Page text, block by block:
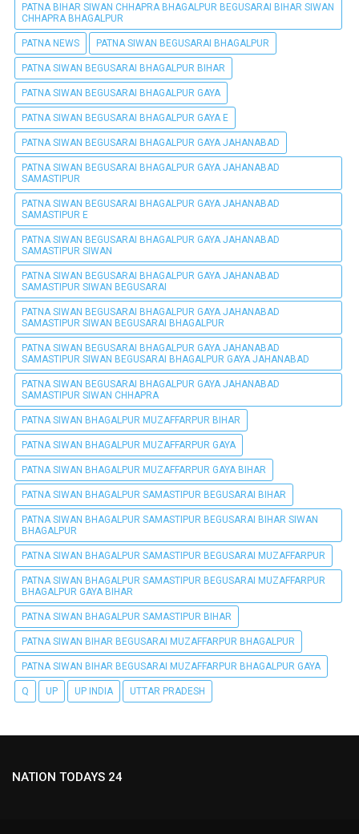
PATNA BIHAR SIWAN CHHAPRA BHAGALPUR BEGUSARAI BIHAR SIWAN
CHHAPRA BHAGALPUR
PATNA NEWS PATNA SIWAN BEGUSARAI BHAGALPUR
PATNA SIWAN BEGUSARAI BHAGALPUR BIHAR
PATNA SIWAN BEGUSARAI BHAGALPUR GAYA
PATNA SIWAN BEGUSARAI BHAGALPUR GAYA E
PATNA SIWAN BEGUSARAI BHAGALPUR GAYA JAHANABAD
PATNA SIWAN BEGUSARAI BHAGALPUR GAYA JAHANABAD
SAMASTIPUR
PATNA SIWAN BEGUSARAI BHAGALPUR GAYA JAHANABAD
SAMASTIPUR E
PATNA SIWAN BEGUSARAI BHAGALPUR GAYA JAHANABAD
SAMASTIPUR SIWAN
PATNA SIWAN BEGUSARAI BHAGALPUR GAYA JAHANABAD
SAMASTIPUR SIWAN BEGUSARAI
PATNA SIWAN BEGUSARAI BHAGALPUR GAYA JAHANABAD
SAMASTIPUR SIWAN BEGUSARAI BHAGALPUR
PATNA SIWAN BEGUSARAI BHAGALPUR GAYA JAHANABAD
SAMASTIPUR SIWAN BEGUSARAI BHAGALPUR GAYA JAHANABAD
PATNA SIWAN BEGUSARAI BHAGALPUR GAYA JAHANABAD
SAMASTIPUR SIWAN CHHAPRA
PATNA SIWAN BHAGALPUR MUZAFFARPUR BIHAR
PATNA SIWAN BHAGALPUR MUZAFFARPUR GAYA
PATNA SIWAN BHAGALPUR MUZAFFARPUR GAYA BIHAR
PATNA SIWAN BHAGALPUR SAMASTIPUR BEGUSARAI BIHAR
PATNA SIWAN BHAGALPUR SAMASTIPUR BEGUSARAI BIHAR SIWAN
BHAGALPUR
PATNA SIWAN BHAGALPUR SAMASTIPUR BEGUSARAI MUZAFFARPUR
PATNA SIWAN BHAGALPUR SAMASTIPUR BEGUSARAI MUZAFFARPUR
BHAGALPUR GAYA BIHAR
PATNA SIWAN BHAGALPUR SAMASTIPUR BIHAR
PATNA SIWAN BIHAR BEGUSARAI MUZAFFARPUR BHAGALPUR
PATNA SIWAN BIHAR BEGUSARAI MUZAFFARPUR BHAGALPUR GAYA
Q UP UP INDIA UTTAR PRADESH
NATION TODAYS 24